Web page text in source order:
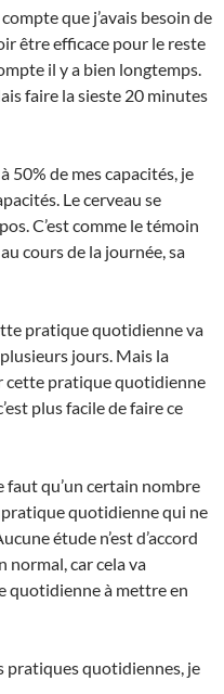
que j’avais besoin de
être efficace pour le reste
il y a bien longtemps.
faire la sieste 20 minutes
50% de mes capacités, je
Le cerveau se
C’est comme le témoin
cours de la journée, sa
pratique quotidienne va
jours. Mais la
cette pratique quotidienne
plus facile de faire ce
faut qu’un certain nombre
quotidienne qui ne
étude n’est d’accord
normal, car cela va
quotidienne à mettre en
pratiques quotidiennes, je